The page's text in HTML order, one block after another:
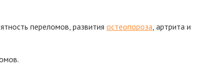
переломов, развития остеопороза , артрита и